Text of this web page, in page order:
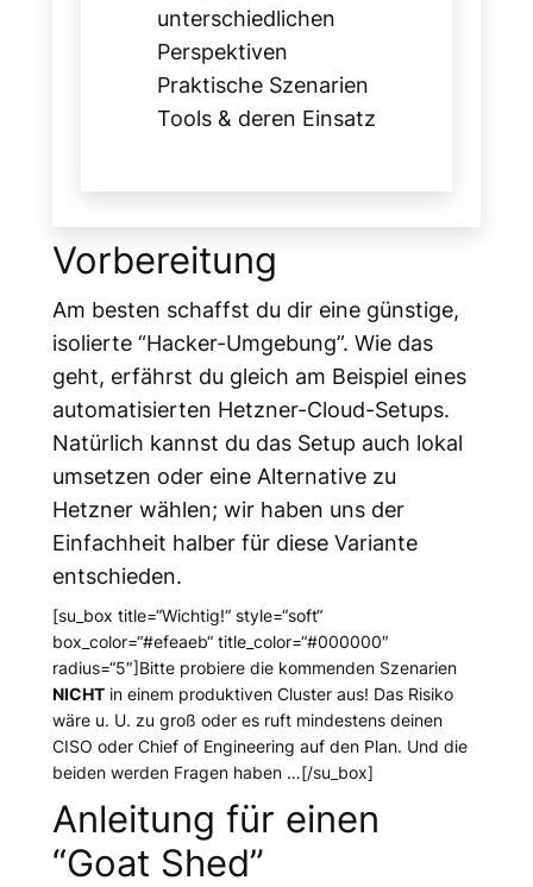
unterschiedlichen
Perspektiven
Praktische Szenarien
Tools & deren Einsatz
Vorbereitung
Am besten schaffst du dir eine günstige,
isolierte “Hacker-Umgebung”. Wie das
geht, erfährst du gleich am Beispiel eines
automatisierten Hetzner-Cloud-Setups.
Natürlich kannst du das Setup auch lokal
umsetzen oder eine Alternative zu
Hetzner wählen; wir haben uns der
Einfachheit halber für diese Variante
entschieden.
[su_box title=“Wichtig!“ style=“soft“
box_color=“#efeaeb“ title_color=“#000000″
radius=“5″]Bitte probiere die kommenden Szenarien
NICHTin einem produktiven Cluster aus! Das Risiko
wäre u. U. zu groß oder es ruft mindestens deinen
CISO oder Chief of Engineering auf den Plan. Und die
beiden werden Fragen haben …[/su_box]
Anleitung für einen
“Goat Shed”